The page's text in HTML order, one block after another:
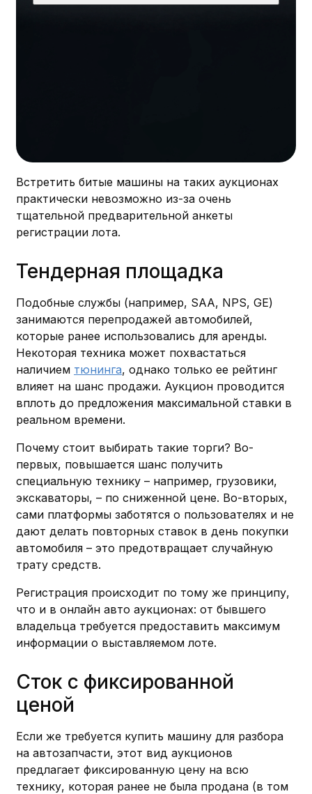
Встретить битые машины на таких аукционах
практически невозможно из-за очень
тщательной предварительной анкеты
регистрации лота.
Тендерная площадка
Подобные службы (например, SAA, NPS, GE)
занимаются перепродажей автомобилей,
которые ранее использовались для аренды.
Некоторая техника может похвастаться
наличием тюнинга, однако только ее рейтинг
влияет на шанс продажи. Аукцион проводится
вплоть до предложения максимальной ставки в
реальном времени.
Почему стоит выбирать такие торги? Во-
первых, повышается шанс получить
специальную технику – например, грузовики,
экскаваторы, – по сниженной цене. Во-вторых,
сами платформы заботятся о пользователях и не
дают делать повторных ставок в день покупки
автомобиля – это предотвращает случайную
трату средств.
Регистрация происходит по тому же принципу,
что и в онлайн авто аукционах: от бывшего
владельца требуется предоставить максимум
информации о выставляемом лоте.
Сток с фиксированной
ценой
Если же требуется купить машину для разбора
на автозапчасти, этот вид аукционов
предлагает фиксированную цену на всю
технику, которая ранее не была продана (в том